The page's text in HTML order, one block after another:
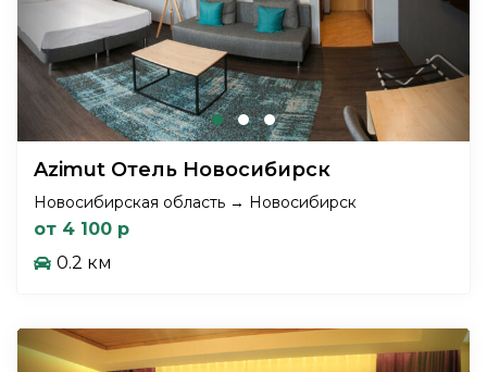
Azimut Отель Новосибирск
Новосибирская область → Новосибирск
от 4 100 р
0.2 км